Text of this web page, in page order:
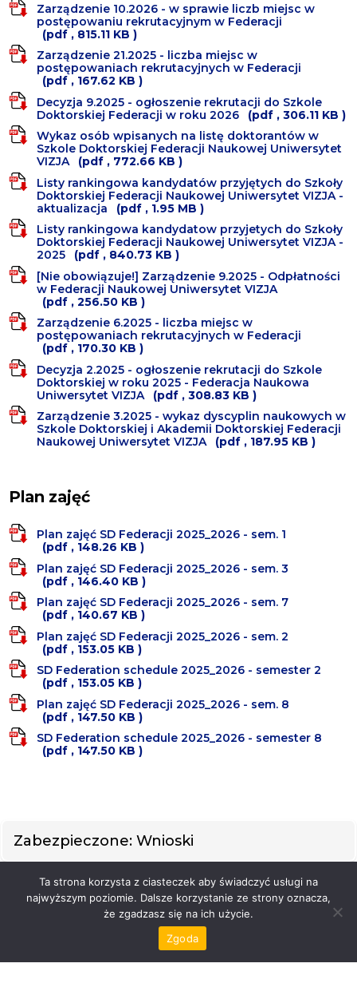
Zarządzenie 10.2026 - w sprawie liczb miejsc w
postępowaniu rekrutacyjnym w Federacji
(pdf , 815.11 KB )
Zarządzenie 21.2025 - liczba miejsc w
postępowaniach rekrutacyjnych w Federacji
(pdf , 167.62 KB )
Decyzja 9.2025 - ogłoszenie rekrutacji do Szkole
Doktorskiej Federacji w roku 2026
(pdf , 306.11 KB )
Wykaz osób wpisanych na listę doktorantów w
Szkole Doktorskiej Federacji Naukowej Uniwersytet
VIZJA
(pdf , 772.66 KB )
Listy rankingowa kandydatów przyjętych do Szkoły
Doktorskiej Federacji Naukowej Uniwersytet VIZJA -
aktualizacja
(pdf , 1.95 MB )
Listy rankingowa kandydatow przyjetych do Szkoły
Doktorskiej Federacji Naukowej Uniwersytet VIZJA -
2025
(pdf , 840.73 KB )
[Nie obowiązuje!] Zarządzenie 9.2025 - Odpłatności
w Federacji Naukowej Uniwersytet VIZJA
(pdf , 256.50 KB )
Zarządzenie 6.2025 - liczba miejsc w
postępowaniach rekrutacyjnych w Federacji
(pdf , 170.30 KB )
Decyzja 2.2025 - ogłoszenie rekrutacji do Szkole
Doktorskiej w roku 2025 - Federacja Naukowa
Uniwersytet VIZJA
(pdf , 308.83 KB )
Zarządzenie 3.2025 - wykaz dyscyplin naukowych w
Szkole Doktorskiej i Akademii Doktorskiej Federacji
Naukowej Uniwersytet VIZJA
(pdf , 187.95 KB )
Plan zajęć
Plan zajęć SD Federacji 2025_2026 - sem. 1
(pdf , 148.26 KB )
Plan zajęć SD Federacji 2025_2026 - sem. 3
(pdf , 146.40 KB )
Plan zajęć SD Federacji 2025_2026 - sem. 7
(pdf , 140.67 KB )
Plan zajęć SD Federacji 2025_2026 - sem. 2
(pdf , 153.05 KB )
SD Federation schedule 2025_2026 - semester 2
(pdf , 153.05 KB )
Plan zajęć SD Federacji 2025_2026 - sem. 8
(pdf , 147.50 KB )
SD Federation schedule 2025_2026 - semester 8
(pdf , 147.50 KB )
Zabezpieczone: Wnioski
Strona Federacji
Dokumenty
Ta strona korzysta z ciasteczek aby świadczyć usługi na
najwyższym poziomie. Dalsze korzystanie ze strony oznacza,
że zgadzasz się na ich użycie.
Zgoda